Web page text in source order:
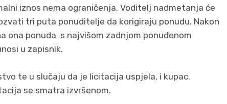
iznos nema ograničenja. Voditelj nadmetanja će
tri puta ponuditelje da korigiraju ponudu. Nakon
ona ponuda s najvišom zadnjom ponuđenom
u zapisnik.
te u slučaju da je licitacija uspjela, i kupac.
se smatra izvršenom.